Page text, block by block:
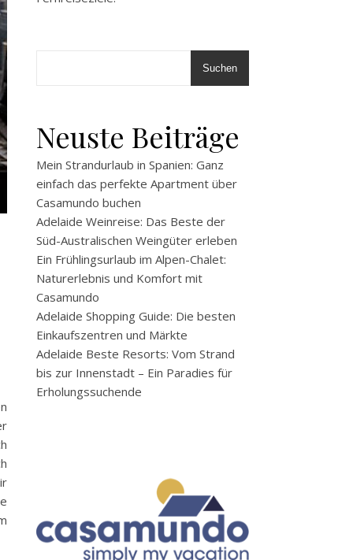
Suchen
Neuste Beiträge
Mein Strandurlaub in Spanien: Ganz
einfach das perfekte Apartment über
Casamundo buchen
Adelaide Weinreise: Das Beste der
Süd-Australischen Weingüter erleben
Ein Frühlingsurlaub im Alpen-Chalet:
Naturerlebnis und Komfort mit
Casamundo
Adelaide Shopping Guide: Die besten
Einkaufszentren und Märkte
Adelaide Beste Resorts: Vom Strand
bis zur Innenstadt – Ein Paradies für
Erholungssuchende